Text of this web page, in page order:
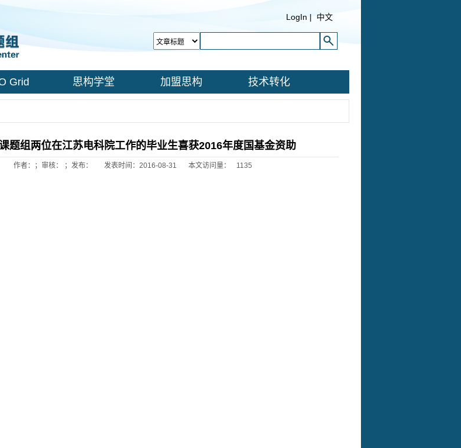
LogIn | 中文
Grid 思构学堂 加盟思构 技术转化
题组两位在江苏电科院工作的毕业生喜获2016年度国基金资助
作者：；审核： ；发布： 发表时间：2016-08-31 本文访问量： 1135